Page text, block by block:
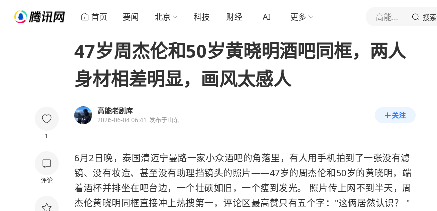
首页 要闻 北京 科技 财经 AI 更多 高能老剧库 搜索
1
评论
47岁周杰伦和50岁黄晓明酒吧同框，两人
身材相差明显，画风太感人
高能老剧库
2026-06-04 06:41 发布于山东
关注
6月2日晚，泰国清迈宁曼路一家小众酒吧的角落里，有人用手机拍到了一张没有滤
镜、没有妆造、甚至没有助理挡镜头的照片——47岁的周杰伦和50岁的黄晓明，端
着酒杯并排坐在吧台边，一个壮硕如旧，一个瘦到发光。 照片传上网不到半天，周
杰伦黄晓明同框直接冲上热搜第一，评论区最高赞只有五个字："这俩居然认识？ "